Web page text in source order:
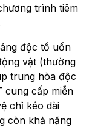
trình tiêm
độc tố uốn
vật (thường
trung hòa độc
cung cấp miễn
chỉ kéo dài
còn khả năng